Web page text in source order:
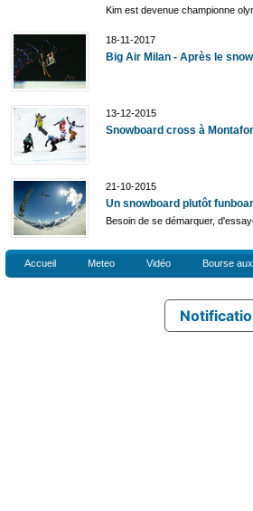
Kim est devenue championne
18-11-2017
Big Air Milan - Après le
13-12-2015
Snowboard cross à
21-10-2015
Un snowboard plutôt
Besoin de se démarquer,
Accueil Meteo Vidéo Bourse